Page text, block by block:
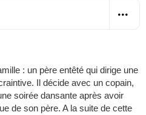
: un père entêté qui dirige une
Il décide avec un copain,
soirée dansante après avoir
de son père. A la suite de cette